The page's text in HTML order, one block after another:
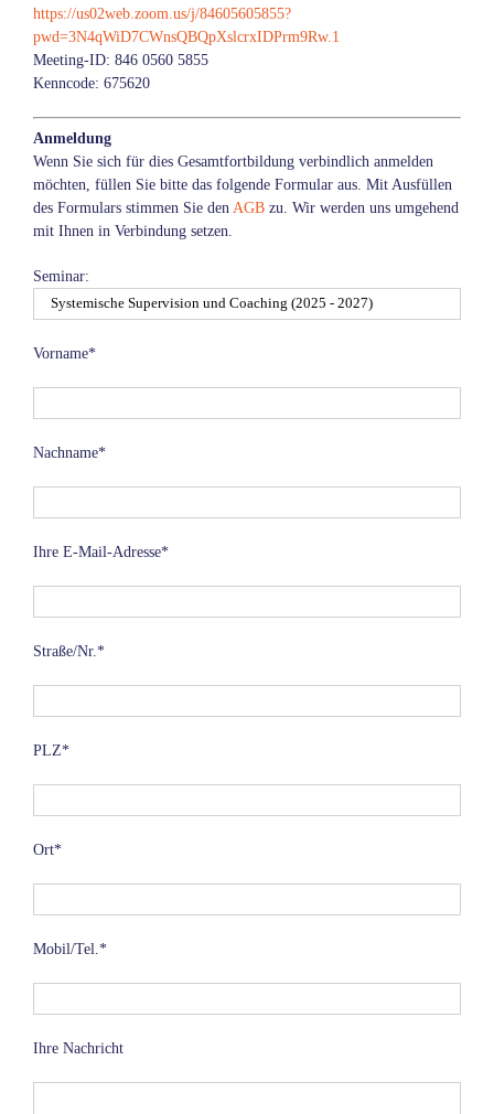
https://us02web.zoom.us/j/84605605855?
pwd=3N4qWiD7CWnsQBQpXslcrxIDPrm9Rw.1
Meeting-ID: 846 0560 5855
Kenncode: 675620
Anmeldung
Wenn Sie sich für dies Gesamtfortbildung verbindlich anmelden
möchten, füllen Sie bitte das folgende Formular aus. Mit Ausfüllen
des Formulars stimmen Sie den AGB zu. Wir werden uns umgehend
mit Ihnen in Verbindung setzen.
Seminar:
Vorname*
Nachname*
Ihre E-Mail-Adresse*
Straße/Nr.*
PLZ*
Ort*
Mobil/Tel.*
Ihre Nachricht